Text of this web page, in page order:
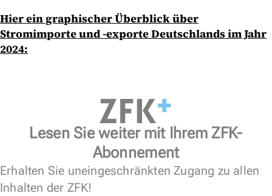
Hier ein graphischer Überblick über
Stromimporte und -exporte Deutschlands im Jahr
2024:
Lesen Sie weiter mit Ihrem ZFK-
Abonnement
Erhalten Sie uneingeschränkten Zugang zu allen
Inhalten der ZFK!